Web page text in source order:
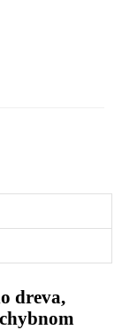
dreva,